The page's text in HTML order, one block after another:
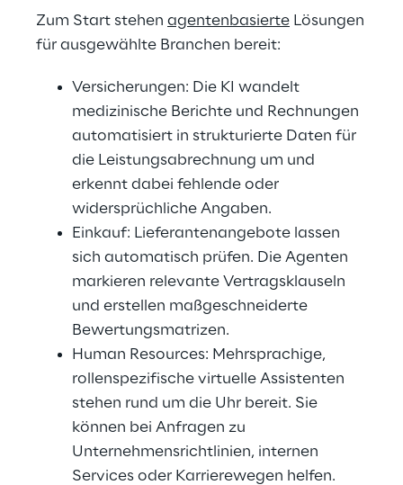
Zum Start stehen agentenbasierte Lösungen
für ausgewählte Branchen bereit:
Versicherungen: Die KI wandelt
medizinische Berichte und Rechnungen
automatisiert in strukturierte Daten für
die Leistungsabrechnung um und
erkennt dabei fehlende oder
widersprüchliche Angaben.
Einkauf: Lieferantenangebote lassen
sich automatisch prüfen. Die Agenten
markieren relevante Vertragsklauseln
und erstellen maßgeschneiderte
Bewertungsmatrizen.
Human Resources: Mehrsprachige,
rollenspezifische virtuelle Assistenten
stehen rund um die Uhr bereit. Sie
können bei Anfragen zu
Unternehmensrichtlinien, internen
Services oder Karrierewegen helfen.